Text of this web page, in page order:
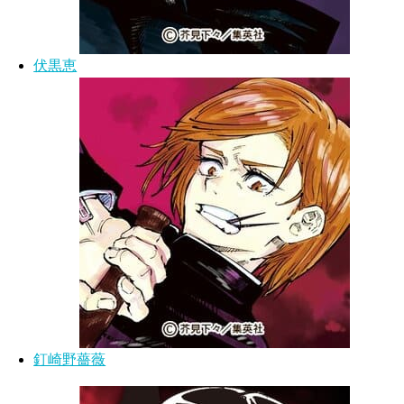
伏黒恵
釘崎野薔薇